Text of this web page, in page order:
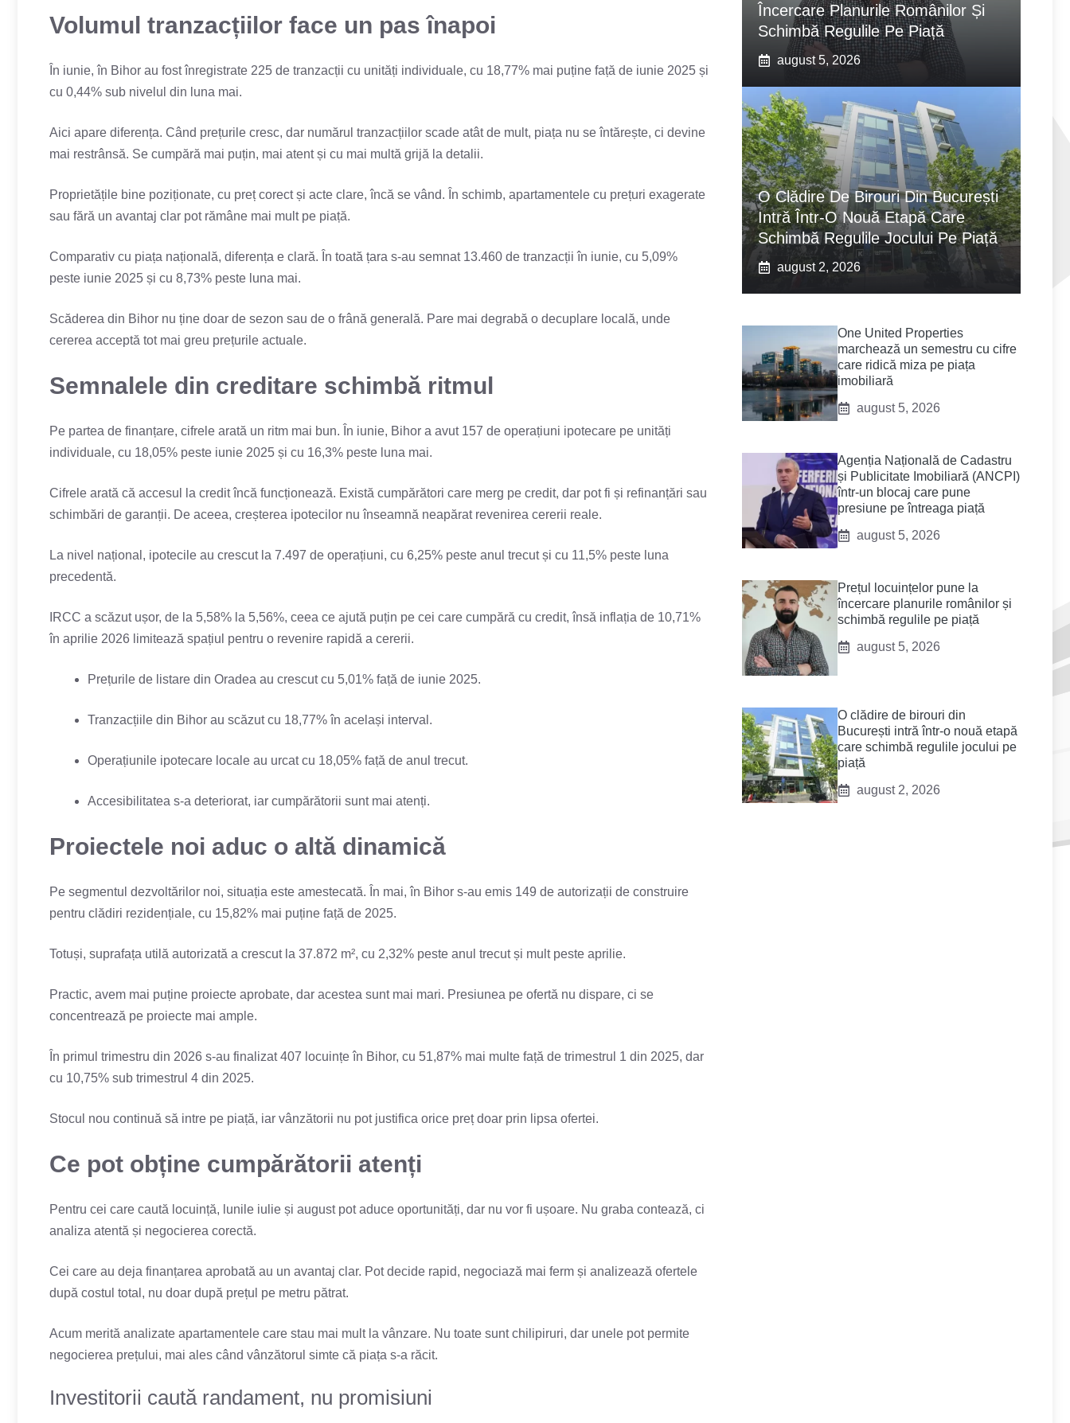
Volumul tranzacțiilor face un pas înapoi
În iunie, în Bihor au fost înregistrate 225 de tranzacții cu unități individuale, cu 18,77% mai puține față de iunie 2025 și
cu 0,44% sub nivelul din luna mai.
Aici apare diferența. Când prețurile cresc, dar numărul tranzacțiilor scade atât de mult, piața nu se întărește, ci devine
mai restrânsă. Se cumpără mai puțin, mai atent și cu mai multă grijă la detalii.
Proprietățile bine poziționate, cu preț corect și acte clare, încă se vând. În schimb, apartamentele cu prețuri exagerate
sau fără un avantaj clar pot rămâne mai mult pe piață.
Comparativ cu piața națională, diferența e clară. În toată țara s-au semnat 13.460 de tranzacții în iunie, cu 5,09%
peste iunie 2025 și cu 8,73% peste luna mai.
Scăderea din Bihor nu ține doar de sezon sau de o frână generală. Pare mai degrabă o decuplare locală, unde
cererea acceptă tot mai greu prețurile actuale.
Semnalele din creditare schimbă ritmul
Pe partea de finanțare, cifrele arată un ritm mai bun. În iunie, Bihor a avut 157 de operațiuni ipotecare pe unități
individuale, cu 18,05% peste iunie 2025 și cu 16,3% peste luna mai.
Cifrele arată că accesul la credit încă funcționează. Există cumpărători care merg pe credit, dar pot fi și refinanțări sau
schimbări de garanții. De aceea, creșterea ipotecilor nu înseamnă neapărat revenirea cererii reale.
La nivel național, ipotecile au crescut la 7.497 de operațiuni, cu 6,25% peste anul trecut și cu 11,5% peste luna
precedentă.
IRCC a scăzut ușor, de la 5,58% la 5,56%, ceea ce ajută puțin pe cei care cumpără cu credit, însă inflația de 10,71%
în aprilie 2026 limitează spațiul pentru o revenire rapidă a cererii.
Prețurile de listare din Oradea au crescut cu 5,01% față de iunie 2025.
Tranzacțiile din Bihor au scăzut cu 18,77% în același interval.
Operațiunile ipotecare locale au urcat cu 18,05% față de anul trecut.
Accesibilitatea s-a deteriorat, iar cumpărătorii sunt mai atenți.
Proiectele noi aduc o altă dinamică
Pe segmentul dezvoltărilor noi, situația este amestecată. În mai, în Bihor s-au emis 149 de autorizații de construire
pentru clădiri rezidențiale, cu 15,82% mai puține față de 2025.
Totuși, suprafața utilă autorizată a crescut la 37.872 m², cu 2,32% peste anul trecut și mult peste aprilie.
Practic, avem mai puține proiecte aprobate, dar acestea sunt mai mari. Presiunea pe ofertă nu dispare, ci se
concentrează pe proiecte mai ample.
În primul trimestru din 2026 s-au finalizat 407 locuințe în Bihor, cu 51,87% mai multe față de trimestrul 1 din 2025, dar
cu 10,75% sub trimestrul 4 din 2025.
Stocul nou continuă să intre pe piață, iar vânzătorii nu pot justifica orice preț doar prin lipsa ofertei.
Ce pot obține cumpărătorii atenți
Pentru cei care caută locuință, lunile iulie și august pot aduce oportunități, dar nu vor fi ușoare. Nu graba contează, ci
analiza atentă și negocierea corectă.
Cei care au deja finanțarea aprobată au un avantaj clar. Pot decide rapid, negociază mai ferm și analizează ofertele
după costul total, nu doar după prețul pe metru pătrat.
Acum merită analizate apartamentele care stau mai mult la vânzare. Nu toate sunt chilipiruri, dar unele pot permite
negocierea prețului, mai ales când vânzătorul simte că piața s-a răcit.
Investitorii caută randament, nu promisiuni
Încercare Planurile Românilor Și
Schimbă Regulile Pe Piață
august 5, 2026
O Clădire De Birouri Din București
Intră Într-O Nouă Etapă Care
Schimbă Regulile Jocului Pe Piață
august 2, 2026
One United Properties
marchează un semestru cu cifre
care ridică miza pe piața
imobiliară
august 5, 2026
Agenția Națională de Cadastru
și Publicitate Imobiliară (ANCPI)
într-un blocaj care pune
presiune pe întreaga piață
august 5, 2026
Prețul locuințelor pune la
încercare planurile românilor și
schimbă regulile pe piață
august 5, 2026
O clădire de birouri din
București intră într-o nouă etapă
care schimbă regulile jocului pe
piață
august 2, 2026